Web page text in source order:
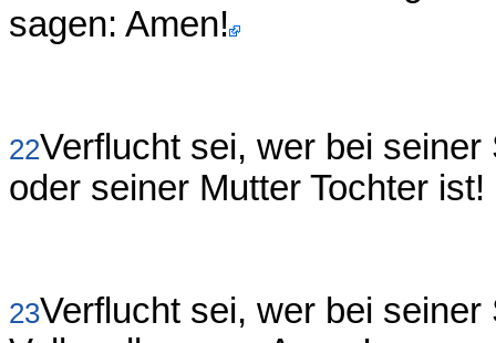
sagen: Amen!
22Verflucht sei, wer bei
oder seiner Mutter Tochter
23Verflucht sei, wer bei